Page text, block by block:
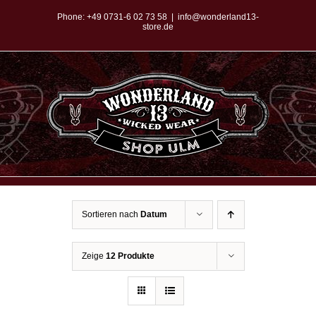
springen
Phone: +49 0731-6 02 73 58
info@wonderland13-
store.de
Sortieren nach Datum
Zeige 12 Produkte